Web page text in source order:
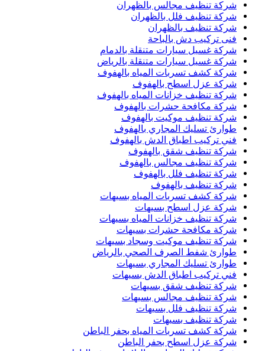
شركة تنظيف مجالس بالظهران
شركة تنظيف فلل بالظهران
شركة تنظيف بالظهران
فنى تركيب دش بالباحة
شركة غسيل سيارات متنقلة بالدمام
شركة غسيل سيارات متنقلة بالرياض
شركة كشف تسربات المياه بالهفوف
شركة عزل اسطح بالهفوف
شركة تنظيف خزانات المياه بالهفوف
شركة مكافحة حشرات بالهفوف
شركة تنظيف موكيت بالهفوف
طوارئ تسليك المجاري بالهفوف
فني تركيب اطباق الدش بالهفوف
شركة تنظيف شقق بالهفوف
شركة تنظيف مجالس بالهفوف
شركة تنظيف فلل بالهفوف
شركة تنظيف بالهفوف
شركة كشف تسربات المياه بسيهات
شركة عزل اسطح بسيهات
شركة تنظيف خزانات المياه بسيهات
شركة مكافحة حشرات بسيهات
شركة تنظيف موكيت وسجاد بسيهات
طوارئ شفط الصرف الصحي بالرياض
طوارئ تسليك المجاري بسيهات
فني تركيب اطباق الدش بسيهات
شركة تنظيف شقق بسيهات
شركة تنظيف مجالس بسيهات
شركة تنظيف فلل بسيهات
شركة تنظيف بسيهات
شركة كشف تسربات المياه بحفر الباطن
شركة عزل اسطح بحفر الباطن